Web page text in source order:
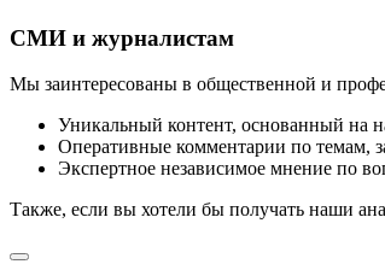
СМИ и журналистам
Мы заинтересованы в общественной и
Уникальный контент, основанный на
Оперативные комментарии по темам,
Экспертное независимое мнение по
Также, если вы хотели бы получать наши